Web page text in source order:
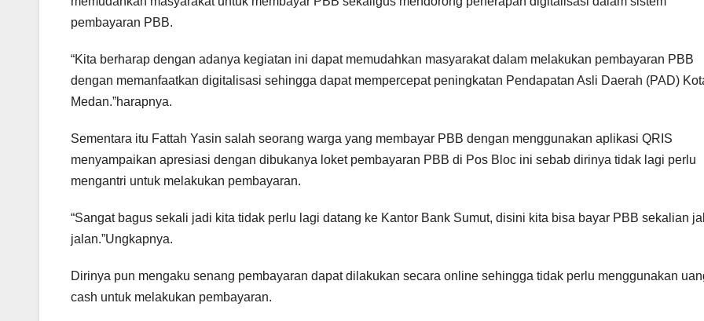
pembayaran PBB.
“Kita berharap dengan adanya kegiatan ini dapat memudahkan masyarakat dalam melakukan pembayaran PBB
dengan memanfaatkan digitalisasi sehingga dapat mempercepat peningkatan Pendapatan Asli Daerah (PAD)
Medan.”harapnya.
Sementara itu Fattah Yasin salah seorang warga yang membayar PBB dengan menggunakan aplikasi QRIS
menyampaikan apresiasi dengan dibukanya loket pembayaran PBB di Pos Bloc ini sebab dirinya tidak lagi perlu
mengantri untuk melakukan pembayaran.
“Sangat bagus sekali jadi kita tidak perlu lagi datang ke Kantor Bank Sumut, disini kita bisa bayar PBB sekalian
jalan.”Ungkapnya.
Dirinya pun mengaku senang pembayaran dapat dilakukan secara online sehingga tidak perlu menggunakan
cash untuk melakukan pembayaran.